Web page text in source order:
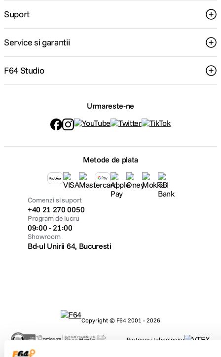
Suport
Service si garantii
F64 Studio
Urmareste-ne
Metode de plata
Comenzi si suport
+40 21 270 0050
Program de lucru
09:00 - 21:00
Showroom
Bd-ul Unirii 64, Bucuresti
Copyright © F64 2001 - 2026
Parteneri tehnologie: